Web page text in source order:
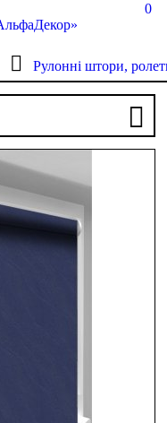
0
Рулонні штори,